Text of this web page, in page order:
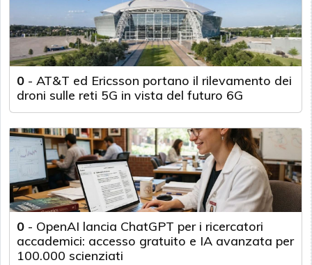
0 - AT&T ed Ericsson portano il rilevamento dei
droni sulle reti 5G in vista del futuro 6G
0 - OpenAI lancia ChatGPT per i ricercatori
accademici: accesso gratuito e IA avanzata per
100.000 scienziati